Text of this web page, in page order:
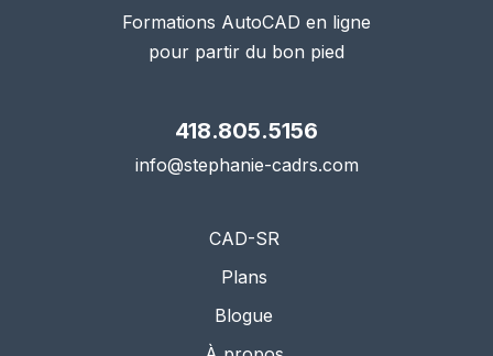
Formations AutoCAD en ligne
pour partir du bon pied
418.805.5156
info@stephanie-cadrs.com
CAD-SR
Plans
Blogue